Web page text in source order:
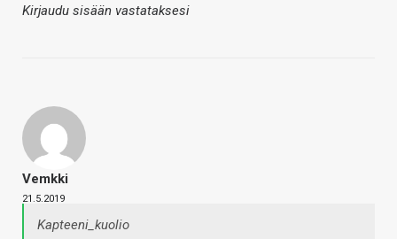
Kirjaudu sisään vastataksesi
Vemkki
21.5.2019
Kapteeni_kuolio